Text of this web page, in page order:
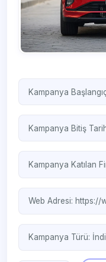
Kampanya
Kampanya Bitiş
Kampanya Katılan
Web Adresi: https://
Kampanya Türü: